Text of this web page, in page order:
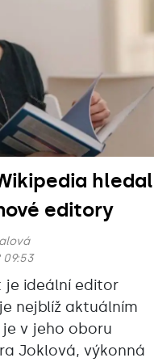
editory
09:53
je ideální editor
nejblíž aktuálním
v jeho oboru
Joklová, výkonná